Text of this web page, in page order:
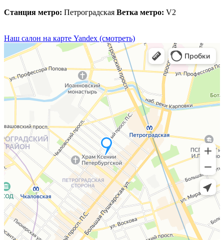
Станция метро: Петроградская Ветка метро: V2
Наш салон на карте Yandex (смотреть)